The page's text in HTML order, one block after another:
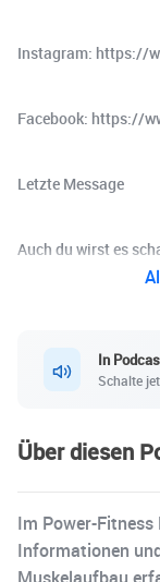
Instagram: https://
Facebook: https://
Letzte Message
Auch du wirst es
In
Schalte
Über diesen
Im Power-
Informationen